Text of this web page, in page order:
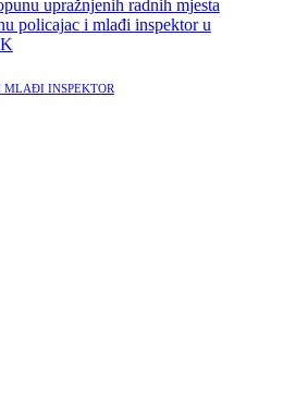
upražnjenih radnih mjesta
policajac i mlađi inspektor u
MLAĐI INSPEKTOR